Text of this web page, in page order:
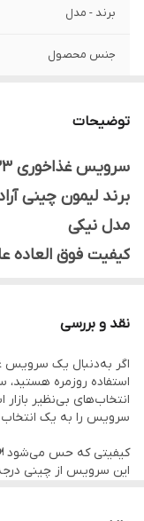
برند - مدل
جنس محصول
کیفیت
توضیحات
سرویس غذاخوری ۳۳ پارچه
برند لیمون چینی
مدل نیکی
کیفیت فوق العاده
دارای
خورشت خوری ۶ عدد
ميوه خوری ۶عدد
پیاله ماست ۶ عدد
دیس ۱ عدد
نقد و بررسی
اگر به‌دنبال یک سرویس
انتخاب‌های بی‌نظیر
سرویس را به یک
کیفیتی که حس
این سرویس از چینی